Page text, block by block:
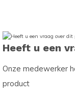
Heeft u een
Onze medewerker
product